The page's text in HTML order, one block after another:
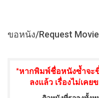
ขอหนัง/Request Movie